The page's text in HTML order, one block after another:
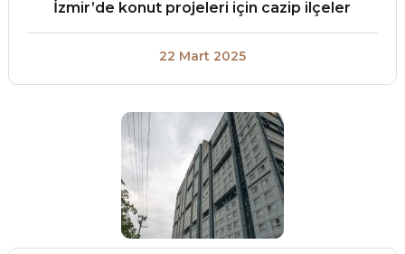
İzmir’de konut projeleri için cazip ilçeler
22 Mart 2025